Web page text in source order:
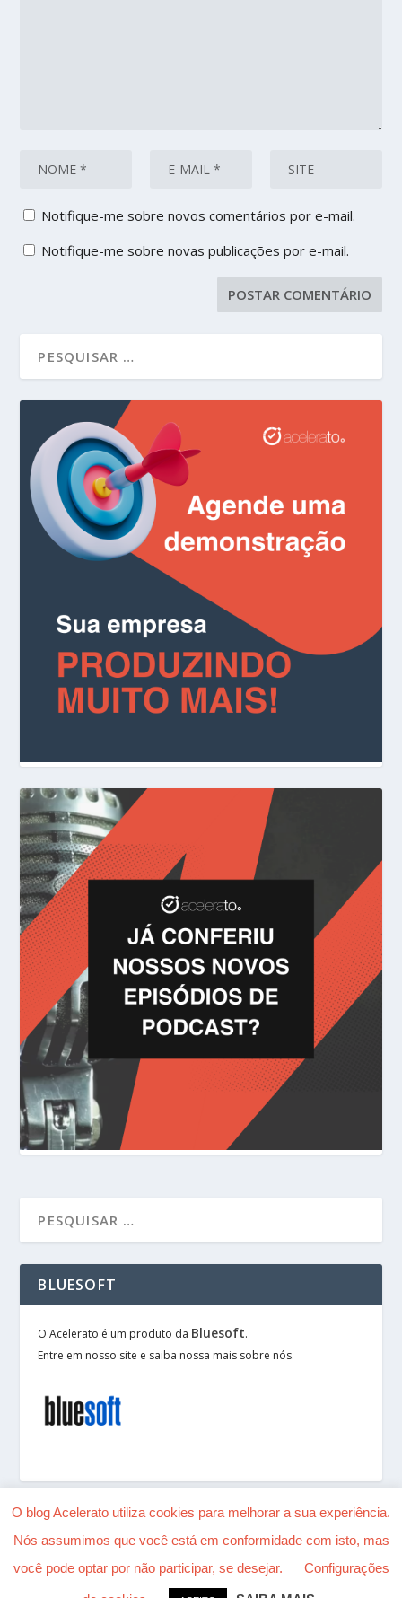
Notifique-me sobre novos comentários por e-mail.
Notifique-me sobre novas publicações por e-mail.
BLUESOFT
O Acelerato é um produto da Bluesoft.
Entre em nosso site e saiba nossa mais sobre nós.
Desenhado porElegant Themes| Alimentado por
O blog Acelerato utiliza cookies para melhorar a sua experiência.
Nós assumimos que você está em conformidade com isto, mas
você pode optar por não participar, se desejar.
Configurações